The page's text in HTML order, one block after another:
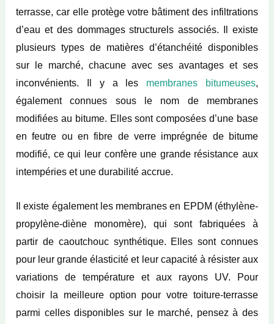
terrasse, car elle protège votre bâtiment des infiltrations
d’eau et des dommages structurels associés. Il existe
plusieurs types de matières d’étanchéité disponibles
sur le marché, chacune avec ses avantages et ses
inconvénients. Il y a les membranes bitumeuses,
également connues sous le nom de membranes
modifiées au bitume. Elles sont composées d’une base
en feutre ou en fibre de verre imprégnée de bitume
modifié, ce qui leur confère une grande résistance aux
intempéries et une durabilité accrue.
Il existe également les membranes en EPDM (éthylène-
propylène-diène monomère), qui sont fabriquées à
partir de caoutchouc synthétique. Elles sont connues
pour leur grande élasticité et leur capacité à résister aux
variations de température et aux rayons UV. Pour
choisir la meilleure option pour votre toiture-terrasse
parmi celles disponibles sur le marché, pensez à des